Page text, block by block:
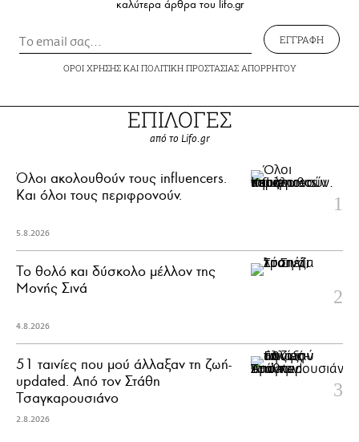
καλύτερα άρθρα του lifo.gr
ΕΓΓΡΑΦΗ
ΟΡΟΙ ΧΡΗΣΗΣΚΑΙ ΠΟΛΙΤΙΚΗ ΠΡΟΣΤΑΣΙΑΣ ΑΠΟΡΡΗΤΟΥ
ΕΠΙΛΟΓΕΣ
από το Lifo.gr
Όλοι ακολουθούν τους influencers.
Και όλοι τους περιφρονούν.
5.8.2026
Το θολό και δύσκολο μέλλον της
Μονής Σινά
4.8.2026
51 ταινίες που μού άλλαξαν τη ζωή-
updated. Aπό τον Στάθη
Τσαγκαρουσιάνο
2.8.2026